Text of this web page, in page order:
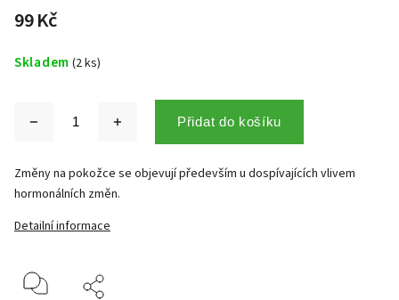
99 Kč
Skladem (2 ks)
Přidat do košíku
Změny na pokožce se objevují především u dospívajících vlivem
hormonálních změn.
Detailní informace